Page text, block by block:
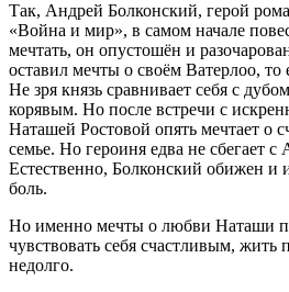
Так, Андрей Болконский, герой
«Война и мир», в самом начале
мечтать, он опустошён и
оставил мечты о своём Ватерлоо, то
Не зря князь сравнивает себя с
корявым. Но после встречи с
Наташей Ростовой опять мечтает о
семье. Но героиня едва не сбегает
Естественно, Болконский обижен
боль.
Но именно мечты о любви Наташи
чувствовать себя счастливым,
недолго.